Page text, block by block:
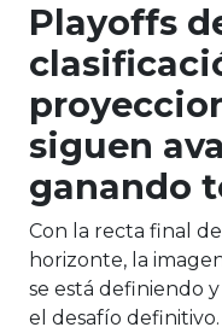
Playoffs
siguen
ganando
Con la recta final
horizonte, la
se está definiendo
el desafío